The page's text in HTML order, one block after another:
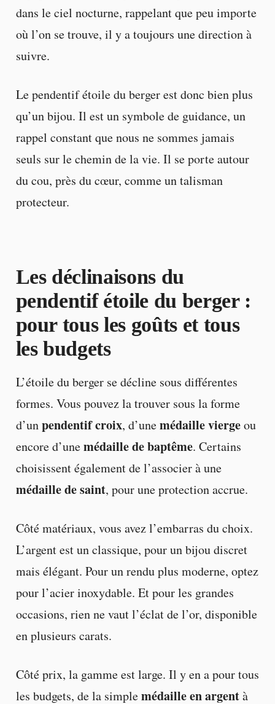
dans le ciel nocturne, rappelant que peu importe
où l’on se trouve, il y a toujours une direction à
suivre.
Le pendentif étoile du berger est donc bien plus
qu’un bijou. Il est un symbole de guidance, un
rappel constant que nous ne sommes jamais
seuls sur le chemin de la vie. Il se porte autour
du cou, près du cœur, comme un talisman
protecteur.
Les déclinaisons du
pendentif étoile du berger :
pour tous les goûts et tous
les budgets
L’étoile du berger se décline sous différentes
formes. Vous pouvez la trouver sous la forme
d’unpendentif croix, d’unemédaille viergeou
encore d’unemédaille de baptême. Certains
choisissent également de l’associer à une
médaille de saint, pour une protection accrue.
Côté matériaux, vous avez l’embarras du choix.
L’argent est un classique, pour un bijou discret
mais élégant. Pour un rendu plus moderne, optez
pour l’acier inoxydable. Et pour les grandes
occasions, rien ne vaut l’éclat de l’or, disponible
en plusieurs carats.
Côté prix, la gamme est large. Il y en a pour tous
les budgets, de la simplemédaille en argentà